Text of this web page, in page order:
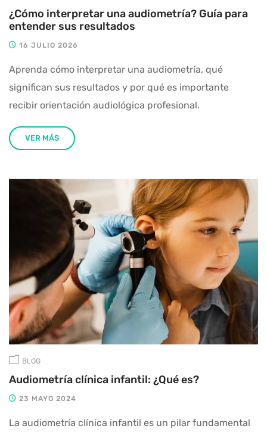
¿Cómo interpretar una audiometría? Guía para
entender sus resultados
16 JULIO 2026
Aprenda cómo interpretar una audiometría, qué
significan sus resultados y por qué es importante
recibir orientación audiológica profesional.
VER MÁS
BLOG
Audiometría clínica infantil: ¿Qué es?
23 MAYO 2024
La audiometría clínica infantil es un pilar fundamental